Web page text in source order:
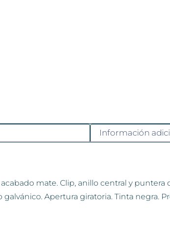
Información
mate. Clip, anillo central y
Apertura giratoria. Tinta negra.